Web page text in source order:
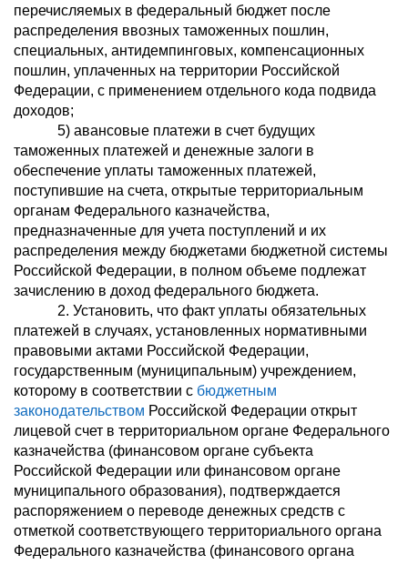
перечисляемых в федеральный бюджет после
распределения ввозных таможенных пошлин,
специальных, антидемпинговых, компенсационных
пошлин, уплаченных на территории Российской
Федерации, с применением отдельного кода подвида
доходов;
5) авансовые платежи в счет будущих
таможенных платежей и денежные залоги в
обеспечение уплаты таможенных платежей,
поступившие на счета, открытые территориальным
органам Федерального казначейства,
предназначенные для учета поступлений и их
распределения между бюджетами бюджетной системы
Российской Федерации, в полном объеме подлежат
зачислению в доход федерального бюджета.
2. Установить, что факт уплаты обязательных
платежей в случаях, установленных нормативными
правовыми актами Российской Федерации,
государственным (муниципальным) учреждением,
которому в соответствии с бюджетным
законодательством Российской Федерации открыт
лицевой счет в территориальном органе Федерального
казначейства (финансовом органе субъекта
Российской Федерации или финансовом органе
муниципального образования), подтверждается
распоряжением о переводе денежных средств с
отметкой соответствующего территориального органа
Федерального казначейства (финансового органа